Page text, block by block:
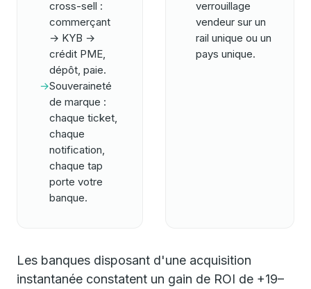
cross-sell :
commerçant
→ KYB →
crédit PME,
dépôt, paie.
→Souveraineté
de marque :
chaque ticket,
chaque
notification,
chaque tap
porte votre
banque.
verrouillage
vendeur sur un
rail unique ou un
pays unique.
Les banques disposant d'une acquisition
instantanée constatent un gain de ROI de +19–